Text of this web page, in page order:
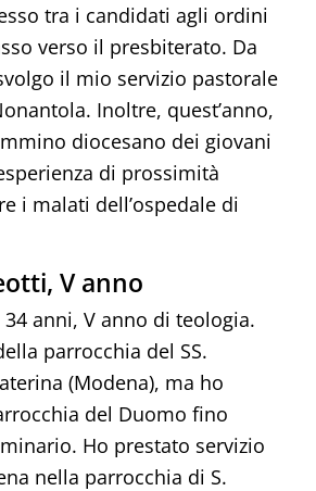
tra i candidati agli ordini
verso il presbiterato. Da
il mio servizio pastorale
Inoltre, quest’anno,
diocesano dei giovani
di prossimità
i malati dell’ospedale di
V anno
anni, V anno di teologia.
parrocchia del SS.
(Modena), ma ho
del Duomo fino
Ho prestato servizio
nella parrocchia di S.